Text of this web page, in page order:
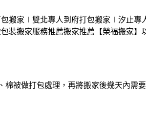
搬家 ∣雙北專人到府打包搬家 ∣汐止專
裝搬家服務推薦搬家推薦【榮福搬家】
被做打包處理，再將搬家後幾天內需